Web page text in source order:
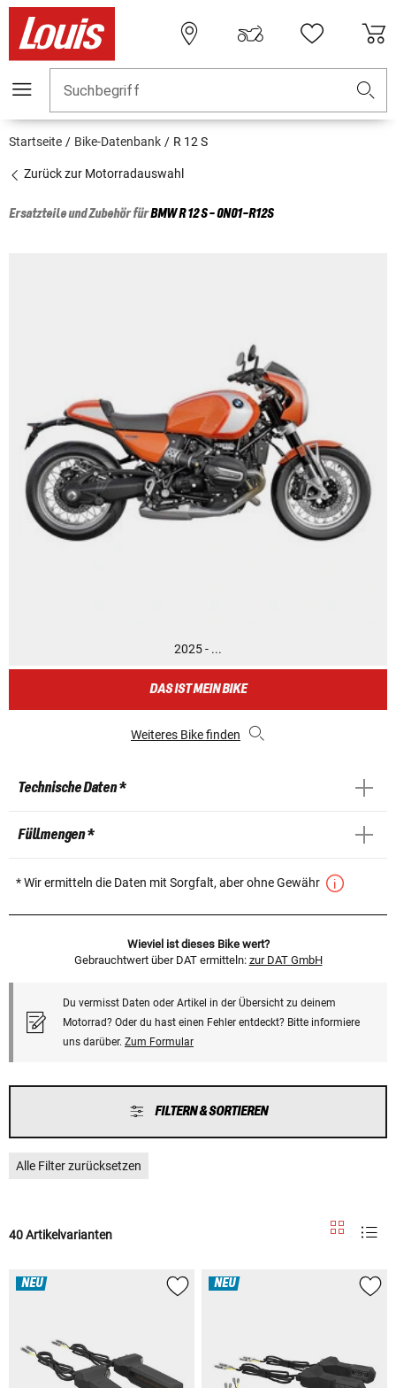
Suchbegriff
Startseite Bike-Datenbank R 12 S
Zurück zur Motorradauswahl
Ersatzteile und Zubehör fürBMWR 12 S - 0N01-R12S
2025 - ...
DAS IST MEIN BIKE
Weiteres Bike finden
Technische Daten *
Füllmengen *
* Wir ermitteln die Daten mit Sorgfalt, aber ohne Gewähr
Wieviel ist dieses Bike wert?
Gebrauchtwert über DAT ermitteln: zur DAT GmbH
Du vermisst Daten oder Artikel in der Übersicht zu deinem
Motorrad? Oder du hast einen Fehler entdeckt? Bitte informiere
uns darüber. Zum Formular
FILTERN & SORTIEREN
Alle Filter zurücksetzen
40 Artikelvarianten
NEU NEU